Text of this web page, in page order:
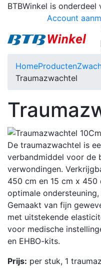
BTBWinkel is onderdeel
Account
HomeProducten
Traumazwachtel
De traumazwachtel is
verbandmiddel voor de
verwondingen.
450 cm en 15 cm x
optimale
Gemaakt van fijn
met uitstekende
voor medische
en EHBO-kits.
Prijs: per stuk, 1